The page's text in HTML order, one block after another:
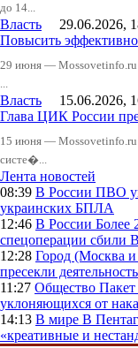
до 14...
Власть 29.06.2026,
Повысить
29 июня — Mossovetinfo.ru
...
Власть 15.06.2026,
Глава ЦИК России
15 июня — Mossovetinfo.ru
систе�...
Лента новостей
08:39 В России ПВО
украинских БПЛА
12:46 В России Более
спецоперации
12:28 Город (Москва и
пресекли
11:27 Общество Пакет
уклоняющихся от
14:13 В мире В
«креативные и